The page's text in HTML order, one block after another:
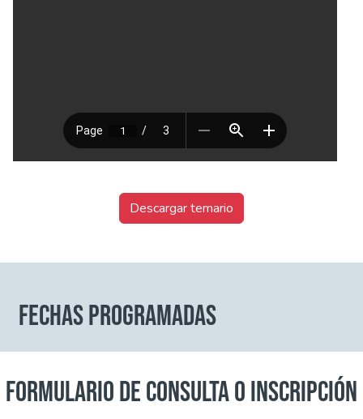
Descargar temario
FECHAS PROGRAMADAS
FORMULARIO DE CONSULTA O INSCRIPCIÓN